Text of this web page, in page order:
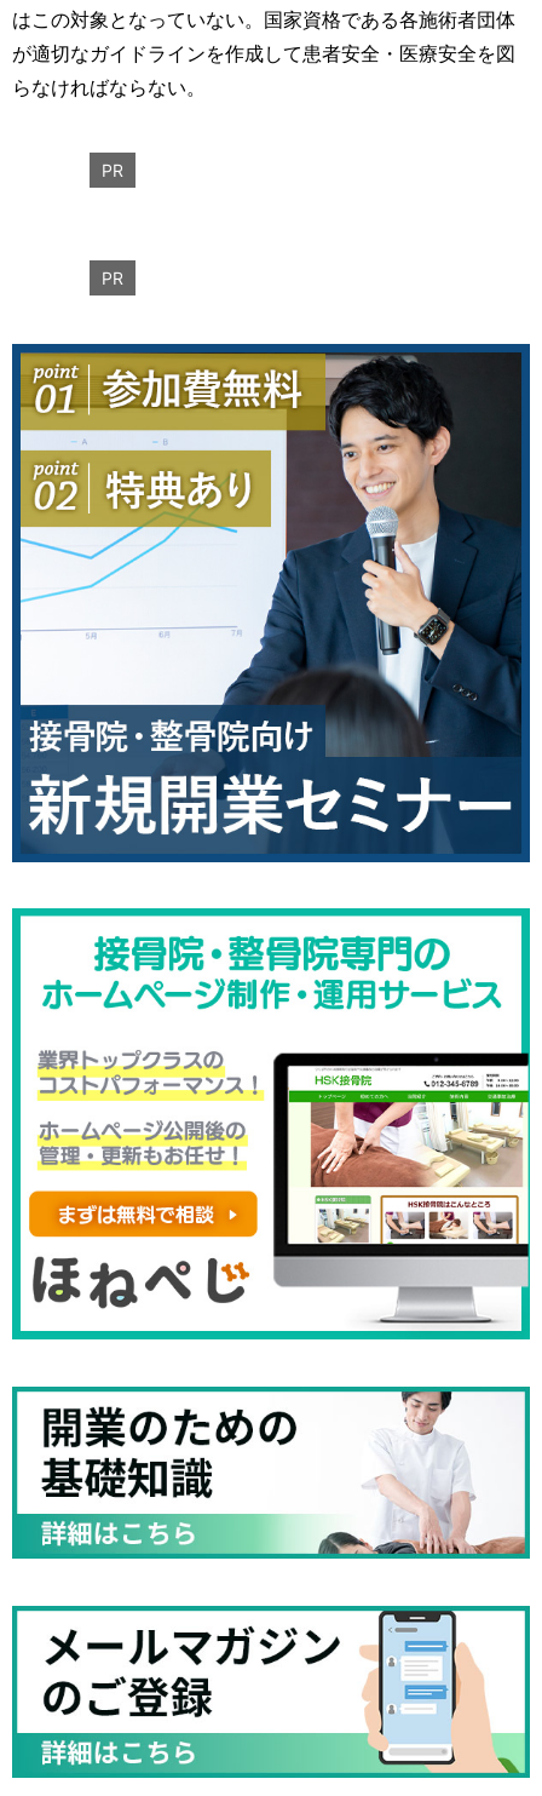
はこの対象となっていない。国家資格である各施術者団体
が適切なガイドラインを作成して患者安全・医療安全を図
らなければならない。
PR
PR